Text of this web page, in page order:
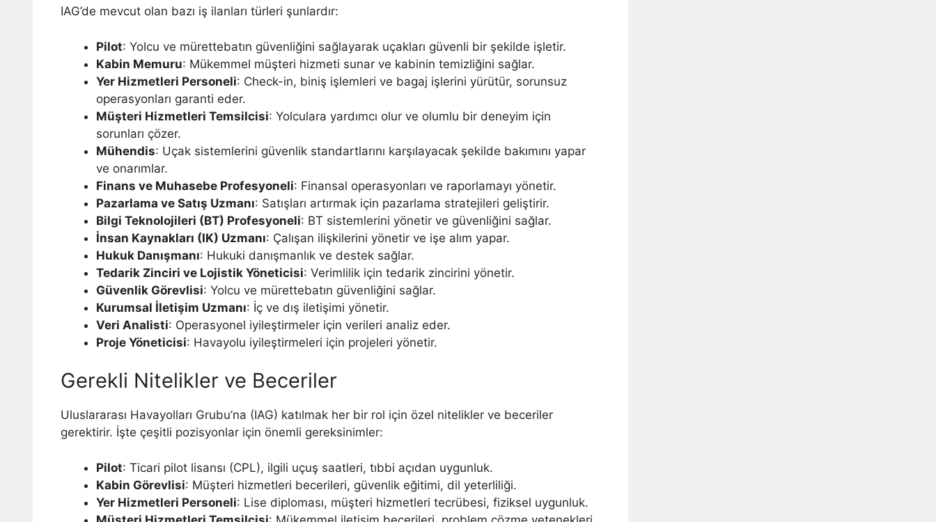
IAG’de mevcut olan bazı iş ilanları türleri şunlardır:
Pilot: Yolcu ve mürettebatın güvenliğini sağlayarak uçakları güvenli bir şekilde işletir.
Kabin Memuru: Mükemmel müşteri hizmeti sunar ve kabinin temizliğini sağlar.
Yer Hizmetleri Personeli: Check-in, biniş işlemleri ve bagaj işlerini yürütür, sorunsuz
operasyonları garanti eder.
Müşteri Hizmetleri Temsilcisi: Yolculara yardımcı olur ve olumlu bir deneyim için
sorunları çözer.
Mühendis: Uçak sistemlerini güvenlik standartlarını karşılayacak şekilde bakımını yapar
ve onarımlar.
Finans ve Muhasebe Profesyoneli: Finansal operasyonları ve raporlamayı yönetir.
Pazarlama ve Satış Uzmanı: Satışları artırmak için pazarlama stratejileri geliştirir.
Bilgi Teknolojileri (BT) Profesyoneli: BT sistemlerini yönetir ve güvenliğini sağlar.
İnsan Kaynakları (IK) Uzmanı: Çalışan ilişkilerini yönetir ve işe alım yapar.
Hukuk Danışmanı: Hukuki danışmanlık ve destek sağlar.
Tedarik Zinciri ve Lojistik Yöneticisi: Verimlilik için tedarik zincirini yönetir.
Güvenlik Görevlisi: Yolcu ve mürettebatın güvenliğini sağlar.
Kurumsal İletişim Uzmanı: İç ve dış iletişimi yönetir.
Veri Analisti: Operasyonel iyileştirmeler için verileri analiz eder.
Proje Yöneticisi: Havayolu iyileştirmeleri için projeleri yönetir.
Gerekli Nitelikler ve Beceriler
Uluslararası Havayolları Grubu’na (IAG) katılmak her bir rol için özel nitelikler ve beceriler
gerektirir. İşte çeşitli pozisyonlar için önemli gereksinimler:
Pilot: Ticari pilot lisansı (CPL), ilgili uçuş saatleri, tıbbi açıdan uygunluk.
Kabin Görevlisi: Müşteri hizmetleri becerileri, güvenlik eğitimi, dil yeterliliği.
Yer Hizmetleri Personeli: Lise diploması, müşteri hizmetleri tecrübesi, fiziksel uygunluk.